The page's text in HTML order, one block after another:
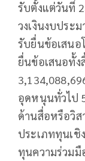
รับตั้งแต่วันที่
วงเงินงบประ
รับยื่นข้อเสนอ
ยื่นข้อเสนอทั้ง
อุดหนุนทั่วไป
ด้านสื่อหรือวิส
ประเภททุนเชิ
ทุนความร่วมมื